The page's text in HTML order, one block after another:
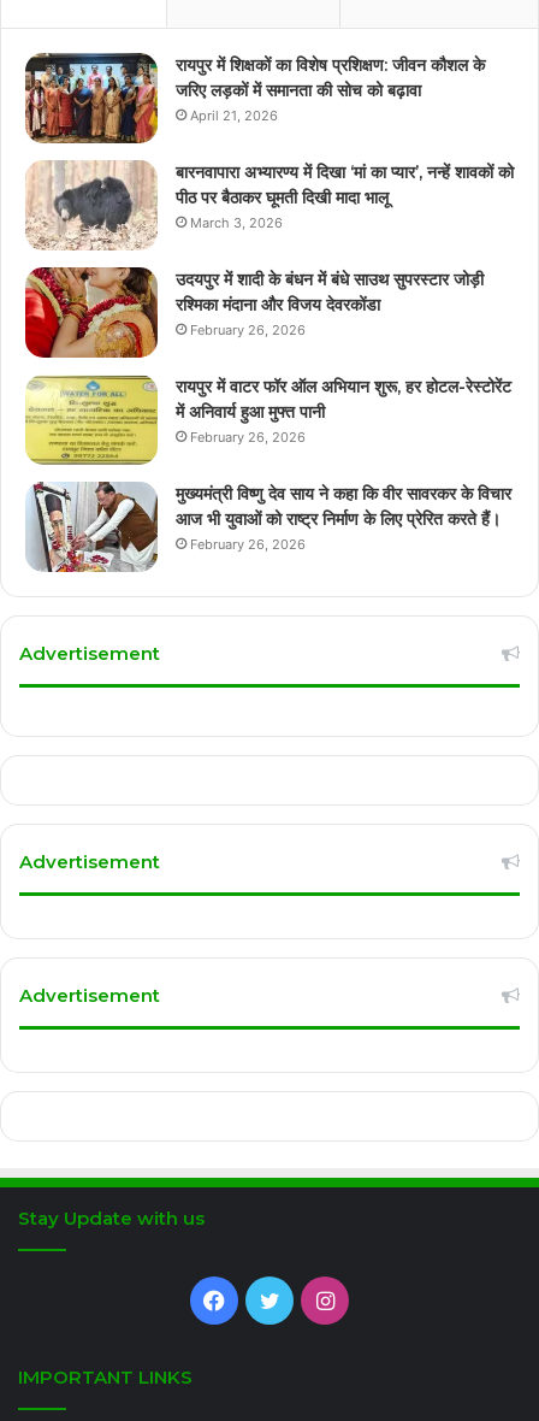
रायपुर में शिक्षकों का विशेष प्रशिक्षण: जीवन कौशल के
जरिए लड़कों में समानता की सोच को बढ़ावा
April 21, 2026
बारनवापारा अभ्यारण्य में दिखा ‘मां का प्यार’, नन्हें शावकों को
पीठ पर बैठाकर घूमती दिखी मादा भालू
March 3, 2026
उदयपुर में शादी के बंधन में बंधे साउथ सुपरस्टार जोड़ी
रश्मिका मंदाना और विजय देवरकोंडा
February 26, 2026
रायपुर में वाटर फॉर ऑल अभियान शुरू, हर होटल-रेस्टोरेंट
में अनिवार्य हुआ मुफ्त पानी
February 26, 2026
मुख्यमंत्री विष्णु देव साय ने कहा कि वीर सावरकर के विचार
आज भी युवाओं को राष्ट्र निर्माण के लिए प्रेरित करते हैं।
February 26, 2026
Advertisement
Advertisement
Advertisement
Stay Update with us
Facebook
TwitterInstagram
IMPORTANT LINKS